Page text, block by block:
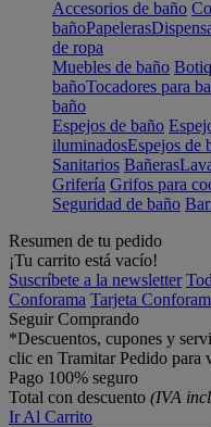
Accesorios de baño
bañoPapeleras
de ropa
Muebles de baño
bañoTocadores para
baño
Espejos de baño
iluminadosEspejos de
Sanitarios Bañeras
Grifería Grifos para
Seguridad de baño
Resumen de tu pedido
¡Tu carrito está vacío!
Suscríbete a la newsletter
Conforama Tarjeta
Seguir Comprando
*Descuentos, cupones y
clic en Tramitar Pedido para
Pago 100% seguro
Total con descuento (IVA
Ir Al Carrito